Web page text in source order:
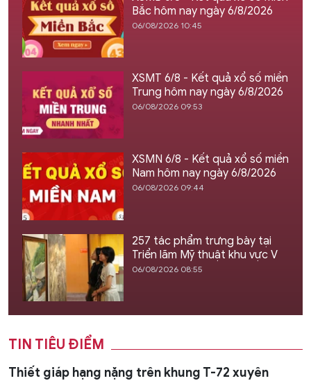
Bắc hôm nay ngày 6/8/2026
06/08/2026 10:45
XSMT 6/8 - Kết quả xổ số miền
Trung hôm nay ngày 6/8/2026
06/08/2026 09:53
XSMN 6/8 - Kết quả xổ số miền
Nam hôm nay ngày 6/8/2026
06/08/2026 09:44
257 tác phẩm trưng bày tại
Triển lãm Mỹ thuật khu vực V
06/08/2026 08:55
TIN TIÊU ĐIỂM
Thiết giáp hạng nặng trên khung T-72 xuyên